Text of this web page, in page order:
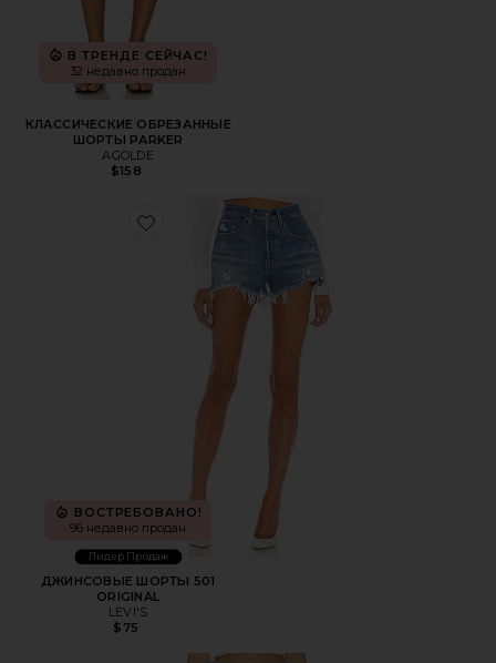
В ТРЕНДЕ СЕЙЧАС!
32 недавно продан
КЛАССИЧЕСКИЕ ОБРЕЗАННЫЕ
ШОРТЫ PARKER
AGOLDE
$158
Favorite ДЖИНСОВЫЕ ШОРТЫ 501 ORIGINAL
ВОСТРЕБОВАНО!
96 недавно продан
Лидер Продаж
ДЖИНСОВЫЕ ШОРТЫ 501
ORIGINAL
LEVI'S
$75